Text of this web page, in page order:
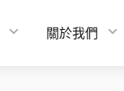
關於我們